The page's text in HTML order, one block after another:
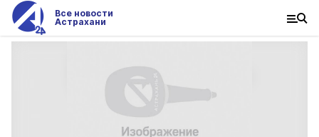
Все новости
Астрахани